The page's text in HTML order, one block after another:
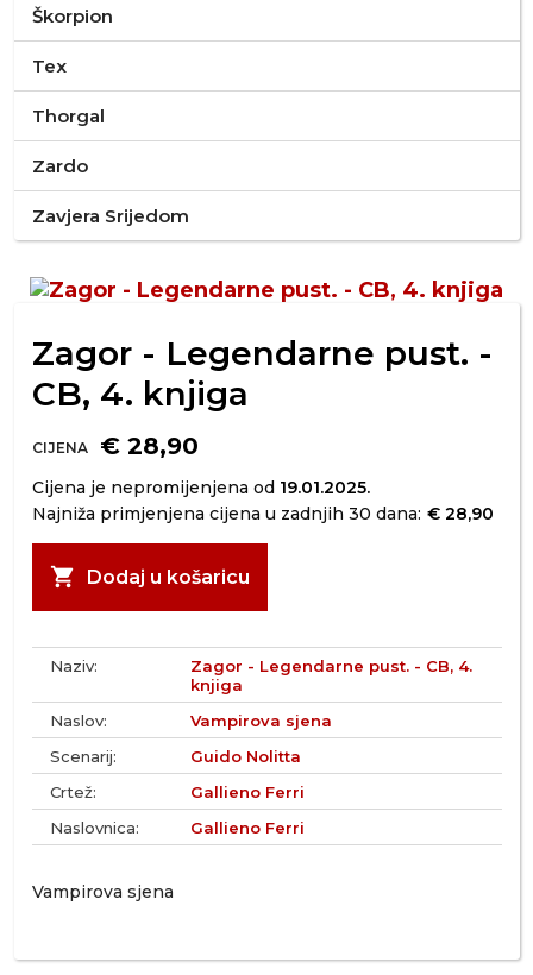
Škorpion
Tex
Thorgal
Zardo
Zavjera Srijedom
Zagor - Legendarne pust. -
CB, 4. knjiga
CIJENA € 28,90
Cijena je nepromijenjena od 19.01.2025.
Najniža primjenjena cijena u zadnjih 30 dana: € 28,90
shopping_cart Dodaj u košaricu
Naziv:
Zagor - Legendarne pust. - CB, 4.
knjiga
Naslov:
Vampirova sjena
Scenarij:
Guido Nolitta
Crtež:
Gallieno Ferri
Naslovnica:
Gallieno Ferri
Vampirova sjena